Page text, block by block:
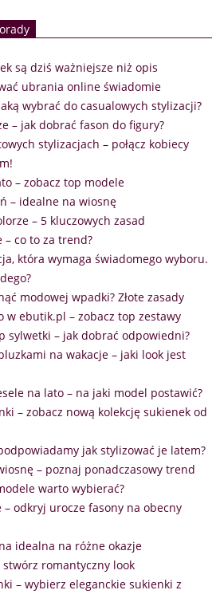
są dziś ważniejsze niż opis
ubrania online świadomie
wybrać do casualowych stylizacji?
– jak dobrać fason do figury?
stylizacjach – połącz kobiecy
– zobacz top modele
– idealne na wiosnę
– 5 kluczowych zasad
– co to za trend?
która wymaga świadomego wyboru.
modowej wpadki? Złote zasady
w ebutik.pl – zobacz top zestawy
sylwetki – jak dobrać odpowiedni?
na wakacje – jaki look jest
na lato – na jaki model postawić?
– zobacz nową kolekcję sukienek od
jak stylizować je latem?
– poznaj ponadczasowy trend
warto wybierać?
– odkryj urocze fasony na obecny
idealna na różne okazje
romantyczny look
– wybierz eleganckie sukienki z